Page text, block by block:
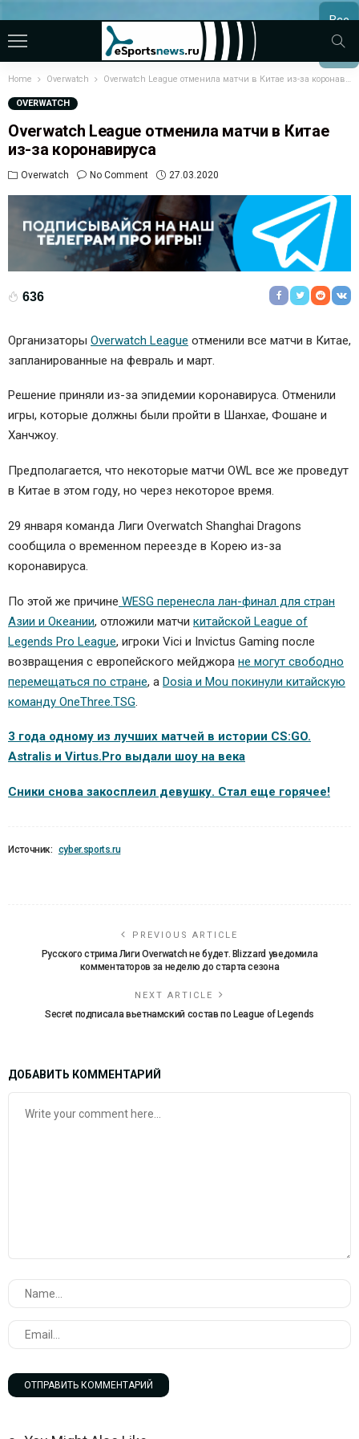
Все
МАТЧИ
Home Overwatch Overwatch League отменила матчи в Китае из-за коронавируса
OVERWATCH
Overwatch League отменила матчи в Китае
из-за коронавируса
Overwatch No Comment 27.03.2020
636
Организаторы Overwatch League отменили все матчи в Китае,
запланированные на февраль и март.
Решение приняли из-за эпидемии коронавируса. Отменили
игры, которые должны были пройти в Шанхае, Фошане и
Ханчжоу.
Предполагается, что некоторые матчи OWL все же проведут
в Китае в этом году, но через некоторое время.
29 января команда Лиги Overwatch Shanghai Dragons
сообщила о временном переезде в Корею из-за
коронавируса.
По этой же причине WESG перенесла лан-финал для стран
Азии и Океании, отложили матчи китайской League of
Legends Pro League, игроки Vici и Invictus Gaming после
возвращения с европейского мейджора не могут свободно
перемещаться по стране, а Dosia и Mou покинули китайскую
команду OneThree.TSG.
3 года одному из лучших матчей в истории CS:GO.
Astralis и Virtus.Pro выдали шоу на века
Сники снова закосплеил девушку. Стал еще горячее!
Источник: cyber.sports.ru
PREVIOUS ARTICLE
Русского стрима Лиги Overwatch не будет. Blizzard уведомила
комментаторов за неделю до старта сезона
NEXT ARTICLE
Secret подписала вьетнамский состав по League of Legends
ДОБАВИТЬ КОММЕНТАРИЙ